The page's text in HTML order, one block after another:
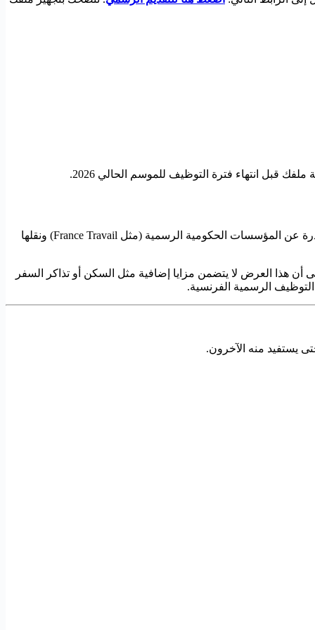
قبل انتهاء فترة التوظيف للموسم الحالي 2026.
من الشباب العربي الباحث عن مسارات مهنية قانونية. نحن نقوم برصد الإعلانات الصادرة عن المؤسسات الحكومية الرسمية (مثل France Travail) ونقلها
هذا العرض لا يتضمن مزايا إضافية مثل السكن أو تذاكر السفر
الرسمية الفرنسية.